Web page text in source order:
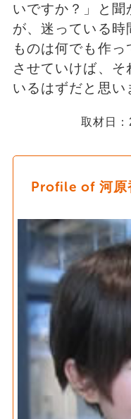
いですか？」と聞
が、迷っている時
ものは何でも作
させていけば、そ
いるはずだと思い
取材日
Profile of 河原